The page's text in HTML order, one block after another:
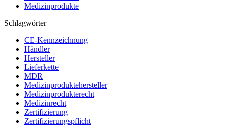
Medizinprodukte
Schlagwörter
CE-Kennzeichnung
Händler
Hersteller
Lieferkette
MDR
Medizinproduktehersteller
Medizinprodukterecht
Medizinrecht
Zertifizierung
Zertifizierungspflicht